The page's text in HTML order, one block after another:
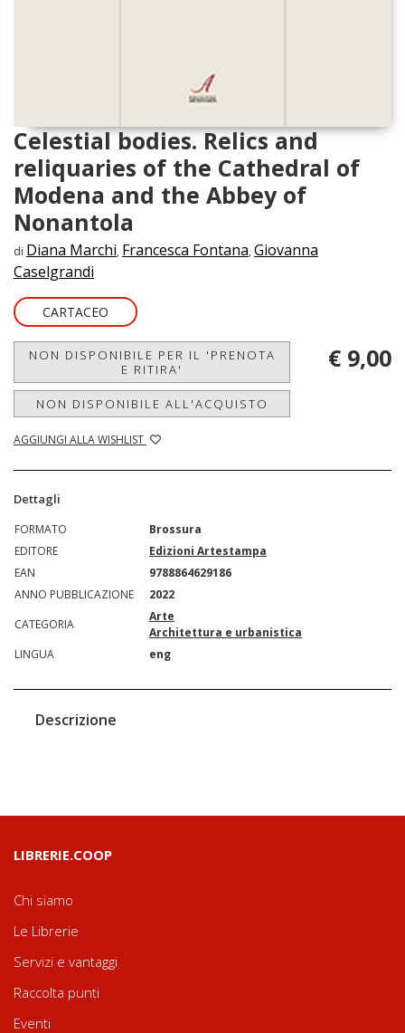
Celestial bodies. Relics and
reliquaries of the Cathedral of
Modena and the Abbey of
Nonantola
di Diana Marchi, Francesca Fontana, Giovanna
Caselgrandi
CARTACEO
NON DISPONIBILE PER IL 'PRENOTA
E RITIRA'
NON DISPONIBILE ALL'ACQUISTO
AGGIUNGI ALLA WISHLIST
€ 9,00
Dettagli
FORMATO
Brossura
EDITORE
Edizioni Artestampa
EAN
9788864629186
ANNO PUBBLICAZIONE
2022
CATEGORIA
Arte
Architettura e urbanistica
LINGUA
eng
Descrizione
LIBRERIE.COOP
Chi siamo
Le Librerie
Servizi e vantaggi
Raccolta punti
Eventi